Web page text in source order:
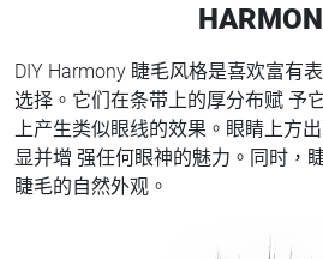
DIY Harmony 睫毛风格是喜欢富有
选择。它们在条带上的厚分布赋 予
上产生类似眼线的效果。眼睛上方
显并增 强任何眼神的魅力。同时，
睫毛的自然外观。